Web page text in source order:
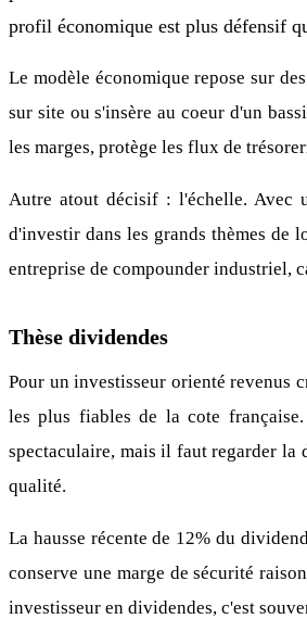
profil économique est plus défensif
Le modèle économique repose sur
sur site ou s'insère au coeur d'un
les marges, protège les flux de
Autre atout décisif : l'échelle. Avec
d'investir dans les grands thèmes de
entreprise de compounder industriel,
Thèse dividendes
Pour un investisseur orienté revenus
les plus fiables de la cote
spectaculaire, mais il faut regarder la
qualité.
La hausse récente de 12% du
conserve une marge de sécurité
investisseur en dividendes, c'est